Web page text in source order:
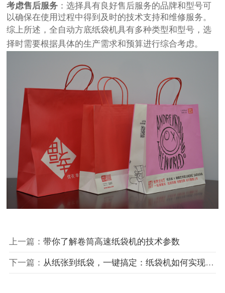
考虑售后服务 ：选择具有良好售后服务的品牌和型号可
以确保在使用过程中得到及时的技术支持和维修服务。
综上所述，全自动方底纸袋机具有多种类型和型号，选
择时需要根据具体的生产需求和预算进行综合考虑。
上一篇： 带你了解卷筒高速纸袋机的技术参数
下一篇： 从纸张到纸袋，一键搞定：纸袋机如何实现智能化生产？